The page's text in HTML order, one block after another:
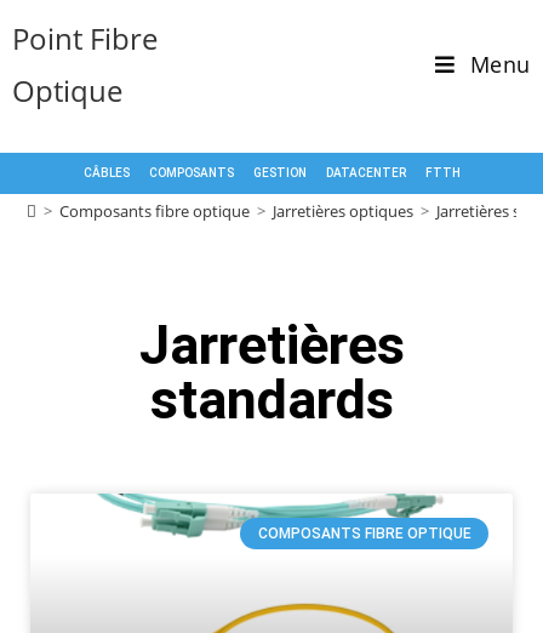
Point Fibre
Optique
Menu
CÂBLES COMPOSANTS GESTION DATACENTER FTTH
> Composants fibre optique > Jarretières optiques > Jarretières
Jarretières
standards
COMPOSANTS FIBRE OPTIQUE